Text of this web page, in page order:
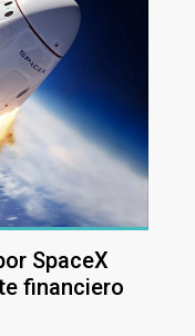
SpaceX
financiero